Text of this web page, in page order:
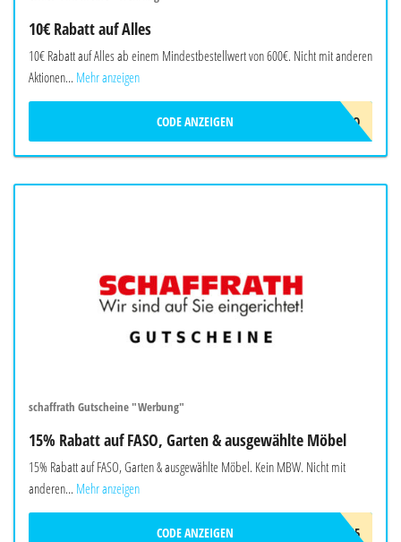
10€ Rabatt auf Alles
10€ Rabatt auf Alles ab einem Mindestbestellwert von 600€. Nicht mit anderen
Aktionen... Mehr anzeigen
ERIDES-10EURO
CODE ANZEIGEN
schaffrath Gutscheine "Werbung"
15% Rabatt auf FASO, Garten & ausgewählte Möbel
15% Rabatt auf FASO, Garten & ausgewählte Möbel. Kein MBW. Nicht mit
anderen... Mehr anzeigen
SUMMER15
CODE ANZEIGEN